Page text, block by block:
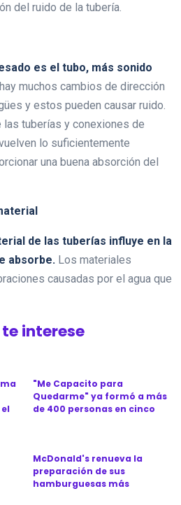
del ruido de la tubería.
es el tubo, más sonido
muchos cambios de dirección
y estos pueden causar ruido.
las tuberías y conexiones de
lo suficientemente
una buena absorción del
de las tuberías influye en la
absorbe. Los materiales
causadas por el agua que
interese
"Me Capacito para
Quedarme" ya formó a más
de 400 personas en cinco
McDonald's renueva la
preparación de sus
hamburguesas más